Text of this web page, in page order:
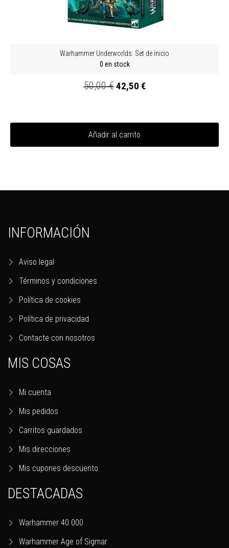
Warhammer Underworlds: Set de inicio
0 en stock
50,00 €42,50 €
Añadir al carrito
INFORMACIÓN
Aviso legal
Términos y condiciones
Política de cookies
Política de privacidad
Contacte con nosotros
MIS COSAS
Mi cuenta
Mis pedidos
Carritos guardados
Mis direcciones
Mis cupones descuento
DESTACADAS
Warhammer 40.000
Warhammer Age of Sigmar